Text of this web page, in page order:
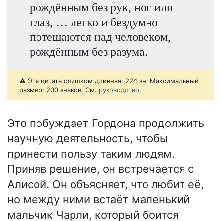
рождённым без рук, ног или
глаз, … легко и бездумно
потешаются над человеком,
рождённым без разума.
⚠️ Эта цитата слишком длинная: 224 зн. Максимальный
размер: 200 знаков. См. руководство.
Это побуждает Гордона продолжить
научную деятельность, чтобы
принести пользу таким людям.
Приняв решение, он встречается с
Алисой. Он объясняет, что любит её,
но между ними встаёт маленький
мальчик Чарли, который боится